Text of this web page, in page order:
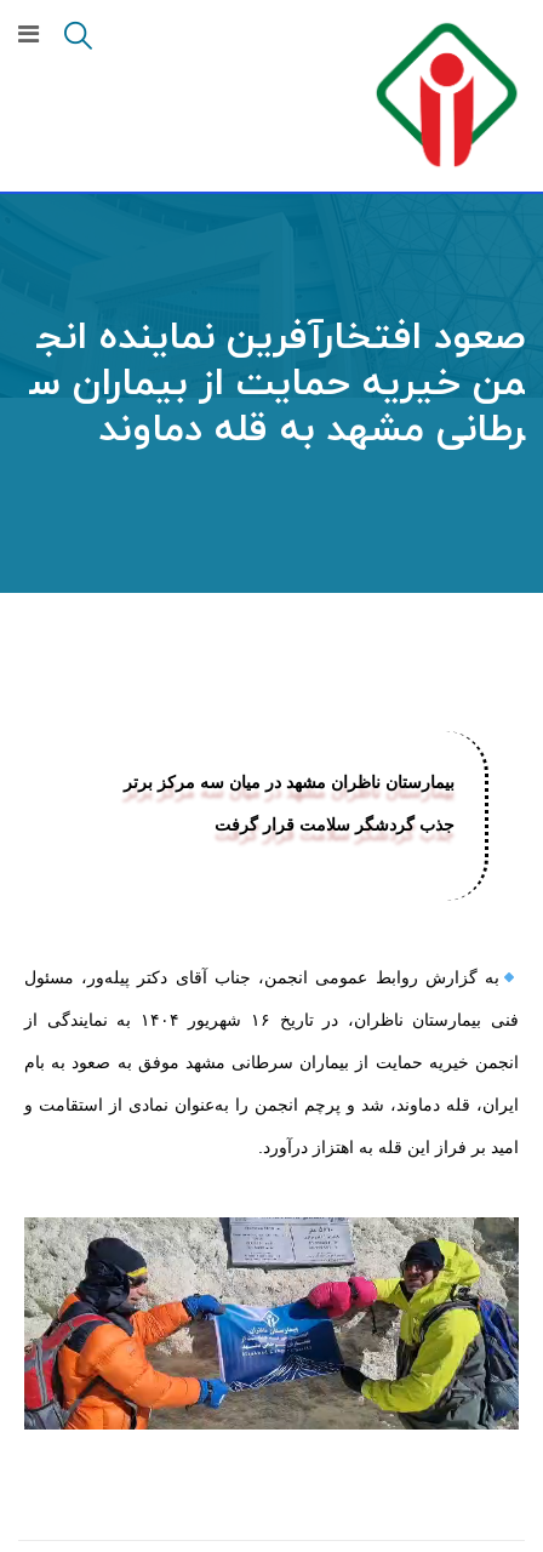
صعود افتخارآفرین نماینده انج
من خیریه حمایت از بیماران س
رطانی مشهد به قله دماوند
بیمارستان ناظران مشهد در میان سه مرکز برتر
جذب گردشگر سلامت قرار گرفت
به گزارش روابط عمومی انجمن، جناب آقای دکتر پیله‌ور، مسئول
فنی بیمارستان ناظران، در تاریخ ۱۶ شهریور ۱۴۰۴ به نمایندگی از
انجمن خیریه حمایت از بیماران سرطانی مشهد موفق به صعود به بام
ایران، قله دماوند، شد و پرچم انجمن را به‌عنوان نمادی از استقامت و
امید بر فراز این قله به اهتزاز درآورد.